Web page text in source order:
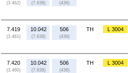
(3.462) (7.638) (436)
7.419
(3.461)
10.042
(7.638)
506
(436)
TH L 3004
7.420
(3.460)
10.042
(7.638)
506
(436)
TH L 3004